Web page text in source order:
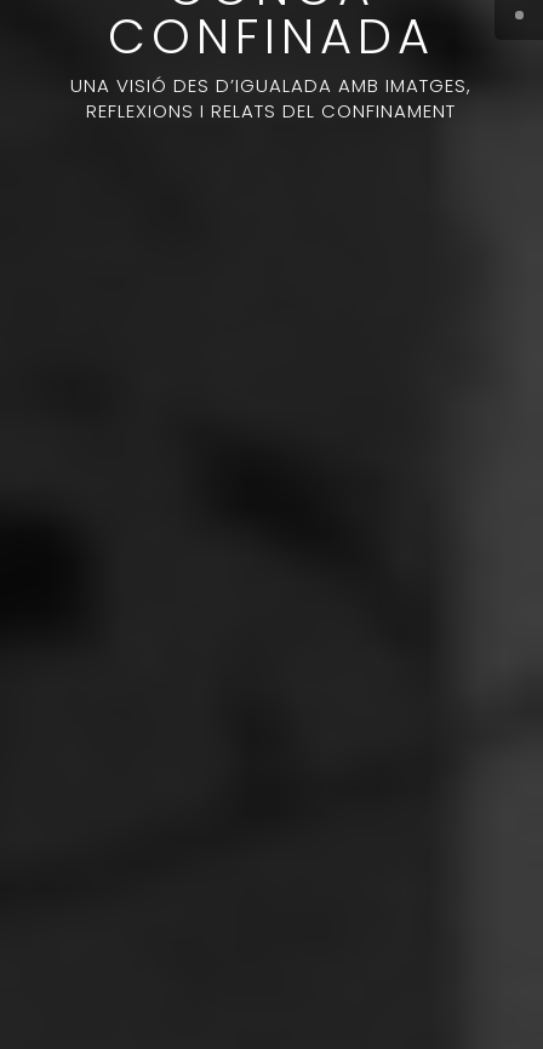
CONFINADA
UNA VISIÓ DES D’IGUALADA AMB IMATGES,
REFLEXIONS I RELATS DEL CONFINAMENT